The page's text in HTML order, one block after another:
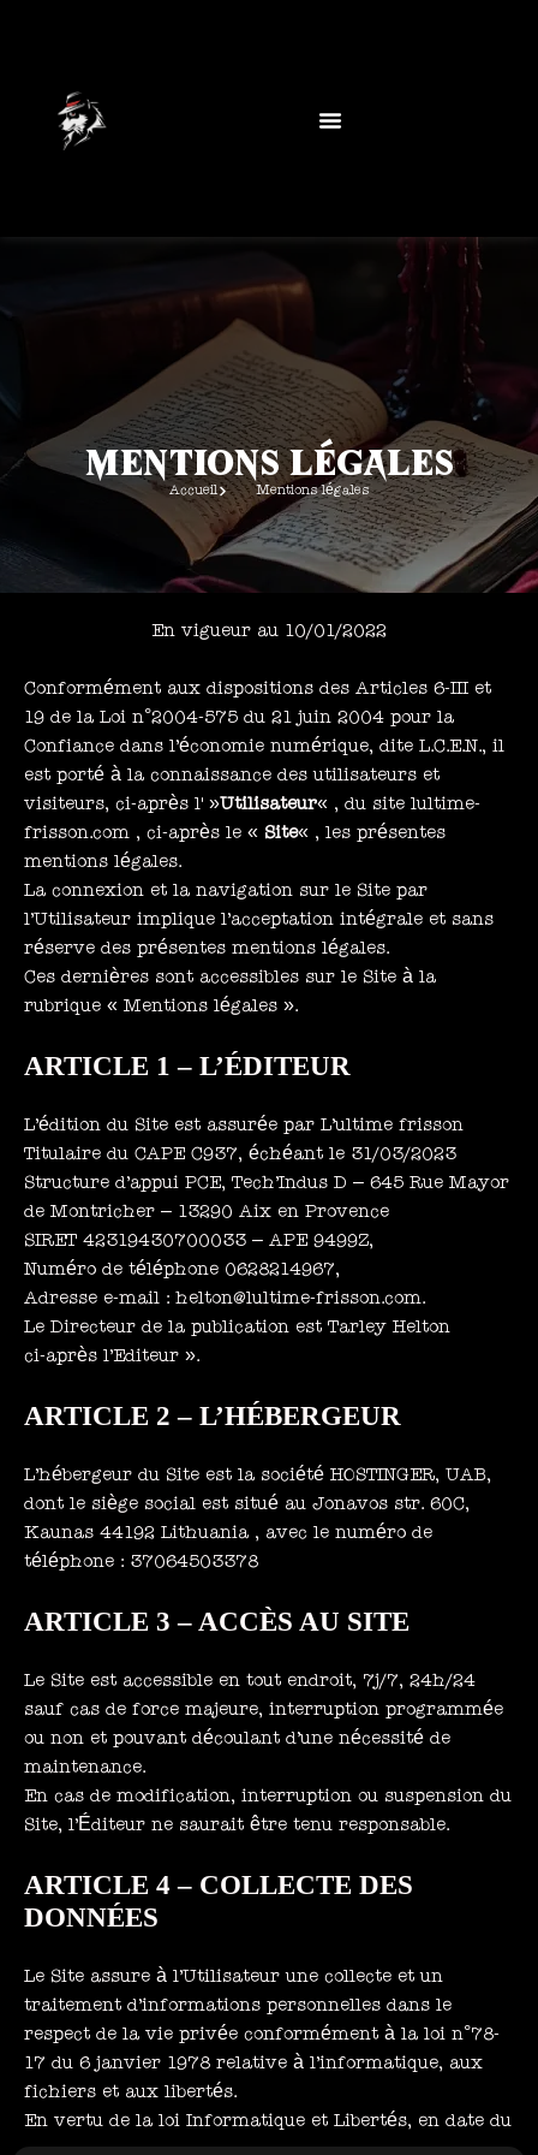
Mentions légales
Accueil Mentions légales
En vigueur au 10/01/2022
Conformément aux dispositions des Articles 6-III et
19 de la Loi n°2004-575 du 21 juin 2004 pour la
Confiance dans l’économie numérique, dite L.C.E.N., il
est porté à la connaissance des utilisateurs et
visiteurs, ci-après l' »Utilisateur« , du site lultime-
frisson.com , ci-après le « Site« , les présentes
mentions légales.
La connexion et la navigation sur le Site par
l’Utilisateur implique l’acceptation intégrale et sans
réserve des présentes mentions légales.
Ces dernières sont accessibles sur le Site à la
rubrique « Mentions légales ».
ARTICLE 1 – L’ÉDITEUR
L’édition du Site est assurée par L’ultime frisson
Titulaire du CAPE C937, échéant le 31/03/2023
Structure d’appui PCE, Tech’Indus D – 645 Rue Mayor
de Montricher – 13290 Aix en Provence
SIRET 42319430700033 – APE 9499Z,
Numéro de téléphone 0628214967,
Adresse e-mail : helton@lultime-frisson.com.
Le Directeur de la publication est Tarley Helton
ci-après l’Editeur ».
ARTICLE 2 – L’HÉBERGEUR
L’hébergeur du Site est la société HOSTINGER, UAB,
dont le siège social est situé au Jonavos str. 60C,
Kaunas 44192 Lithuania , avec le numéro de
téléphone : 37064503378
ARTICLE 3 – ACCÈS AU SITE
Le Site est accessible en tout endroit, 7j/7, 24h/24
sauf cas de force majeure, interruption programmée
ou non et pouvant découlant d’une nécessité de
maintenance.
En cas de modification, interruption ou suspension du
Site, l’Éditeur ne saurait être tenu responsable.
ARTICLE 4 – COLLECTE DES
DONNÉES
Le Site assure à l’Utilisateur une collecte et un
traitement d’informations personnelles dans le
respect de la vie privée conformément à la loi n°78-
17 du 6 janvier 1978 relative à l’informatique, aux
fichiers et aux libertés.
En vertu de la loi Informatique et Libertés, en date du
6 janvier 1978, l’Utilisateur dispose d’un droit d’accès,